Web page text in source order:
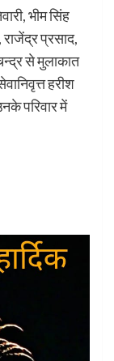
भीम सिंह
राजेंद्र प्रसाद,
से मुलाकात
हरीश
परिवार में